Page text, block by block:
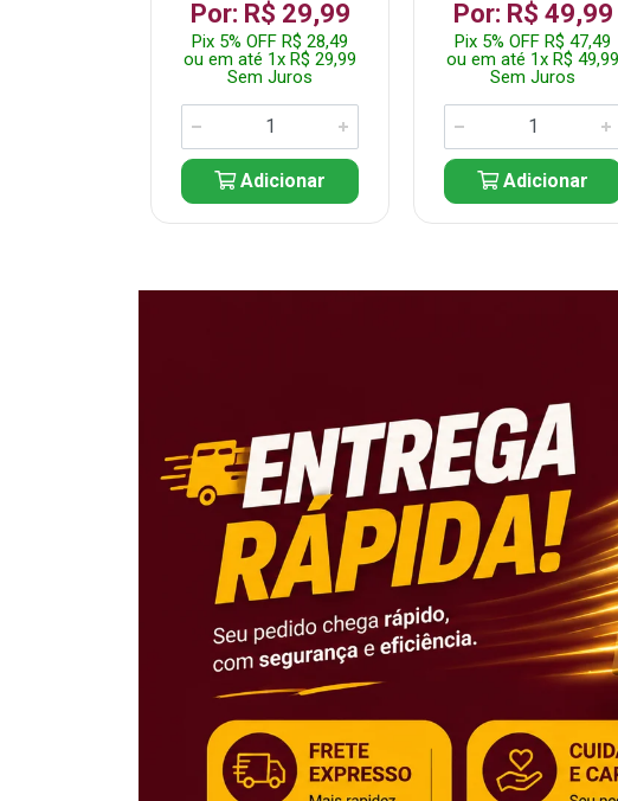
Por: R$ 29,99
Pix 5% OFF R$ 28,49
ou em até 1x R$ 29,99
Sem Juros
Adicionar
Por: R$ 49,99
Pix 5% OFF R$ 47,49
ou em até 1x R$ 49,99
Sem Juros
Adicionar